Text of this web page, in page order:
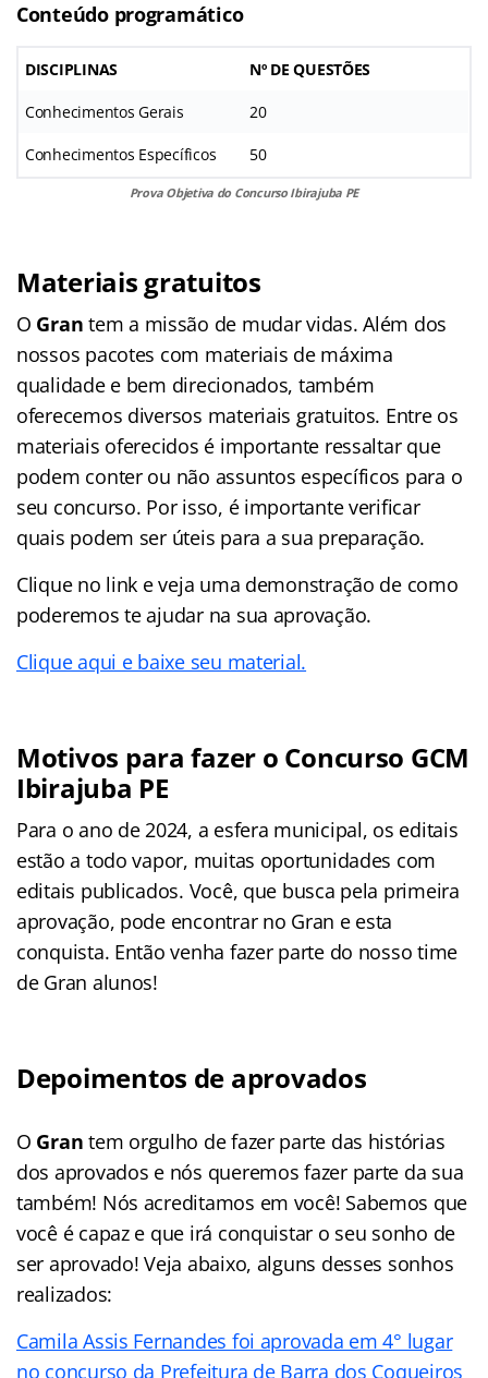
Conteúdo programático
DISCIPLINAS Nº DE QUESTÕES
Conhecimentos Gerais 20
Conhecimentos Específicos 50
Prova Objetiva do Concurso Ibirajuba PE
Materiais gratuitos
O Grantem a missão de mudar vidas. Além dos
nossos pacotes com materiais de máxima
qualidade e bem direcionados, também
oferecemos diversos materiais gratuitos. Entre os
materiais oferecidos é importante ressaltar que
podem conter ou não assuntos específicos para o
seu concurso. Por isso, é importante verificar
quais podem ser úteis para a sua preparação.
Clique no link e veja uma demonstração de como
poderemos te ajudar na sua aprovação.
Clique aqui e baixe seu material.
Motivos para fazer o Concurso GCM
Ibirajuba PE
Para o ano de 2024, a esfera municipal, os editais
estão a todo vapor, muitas oportunidades com
editais publicados. Você, que busca pela primeira
aprovação, pode encontrar no Gran e esta
conquista. Então venha fazer parte do nosso time
de Gran alunos!
Depoimentos de aprovados
O Gran tem orgulho de fazer parte das histórias
dos aprovados e nós queremos fazer parte da sua
também! Nós acreditamos em você! Sabemos que
você é capaz e que irá conquistar o seu sonho de
ser aprovado! Veja abaixo, alguns desses sonhos
realizados:
Camila Assis Fernandes foi aprovada em 4° lugar
no concurso da Prefeitura de Barra dos Coqueiros